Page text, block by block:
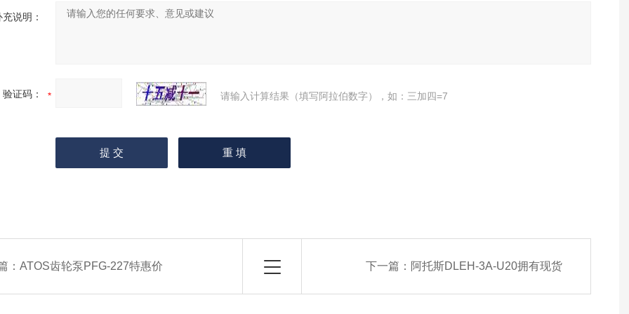
充说明：
验证码： 请输入计算结果（填写阿拉伯数字），如：三加四=7
：ATOS齿轮泵PFG-227特惠价 下一篇： 阿托斯DLEH-3A-U20拥有现货